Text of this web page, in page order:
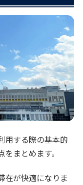
用する際の基本的
まとめます。
在が快適になりま